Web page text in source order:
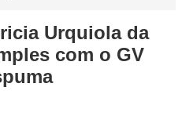
Urquiola da
com o GV